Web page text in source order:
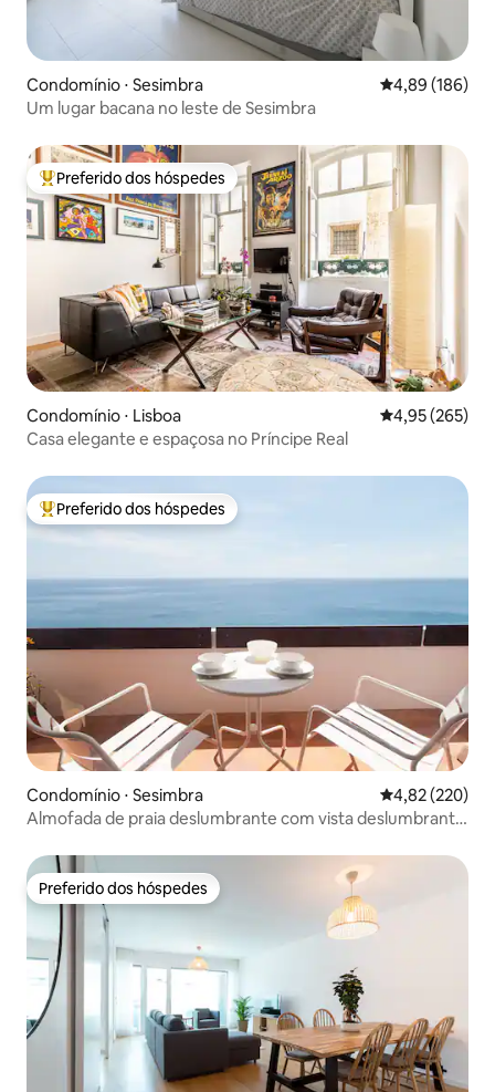
Condomínio ⋅ Sesimbra 4,89 de uma
4,89 (186)
Um lugar bacana no leste de Sesimbra
Entre os melhores preferidos dos hóspedes
Preferido dos hóspedes
Condomínio ⋅ Lisboa 4,95 de uma
4,95 (265)
Casa elegante e espaçosa no Príncipe Real
Entre os melhores preferidos dos hóspedes
Preferido dos hóspedes
Condomínio ⋅ Sesimbra 4,82 de uma
4,82 (220)
Almofada de praia deslumbrante com vista deslumbrante
Preferido dos hóspedes
Preferido dos hóspedes